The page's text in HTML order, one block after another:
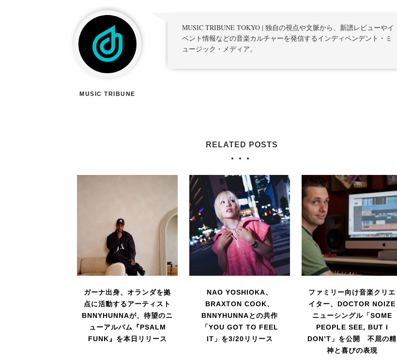
MUSIC TRIBUNE
MUSIC TRIBUNE TOKYO | 独自の視点や文脈から、新譜レビューやイ
ベント情報などの音楽カルチャーを発信するインディペンデント・ミ
ュージック・メディア。
RELATED POSTS
ガーナ出身、オランダを拠
点に活動するアーティスト
BNNYHUNNAが、待望のニ
ューアルバム『PSALM
FUNK』を本日リリース
NAO YOSHIOKA、
BRAXTON COOK、
BNNYHUNNAとの共作
「YOU GOT TO FEEL
IT」を3/20リリース
ファミリー向け音楽クリエ
イター、DOCTOR NOIZE
ニューシングル「SOME
PEOPLE SEE, BUT I
DON’T」を公開 不屈の精
神と喜びの表現